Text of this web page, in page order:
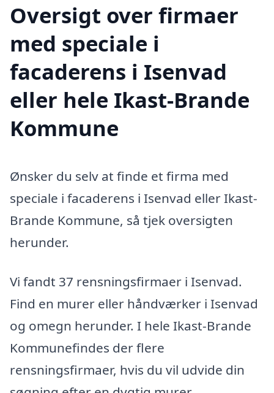
Oversigt over firmaer
med speciale i
facaderens i Isenvad
eller hele Ikast-Brande
Kommune
Ønsker du selv at finde et firma med
speciale i facaderens i Isenvad eller Ikast-
Brande Kommune, så tjek oversigten
herunder.
Vi fandt 37 rensningsfirmaer i Isenvad.
Find en murer eller håndværker i Isenvad
og omegn herunder. I hele Ikast-Brande
Kommunefindes der flere
rensningsfirmaer, hvis du vil udvide din